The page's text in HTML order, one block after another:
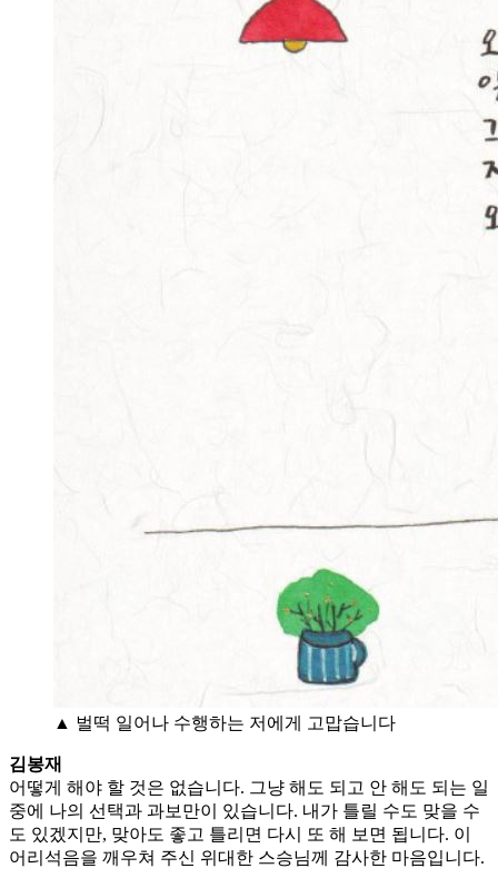
▲ 벌떡 일어나 수행하는 저에게 고맙습니다
김봉재
어떻게 해야 할 것은 없습니다. 그냥 해도 되고 안 해도 되는 일
중에 나의 선택과 과보만이 있습니다. 내가 틀릴 수도 맞을 수
도 있겠지만, 맞아도 좋고 틀리면 다시 또 해 보면 됩니다. 이
어리석음을 깨우쳐 주신 위대한 스승님께 감사한 마음입니다.